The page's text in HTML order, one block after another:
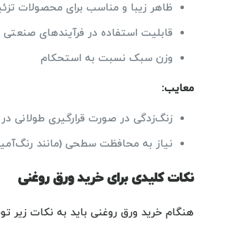
ظاهر زیبا و مناسب برای محصولات
قابلیت استفاده در فرآیندهای
وزن سبک نسبت به استحکام
معایب:
زنگ‌زدگی در صورت قرارگیری طولانی
نیاز به محافظت سطحی (مانند
نکات کلیدی برای خرید ورق روغنی
هنگام خرید ورق روغنی باید به نکات زیر